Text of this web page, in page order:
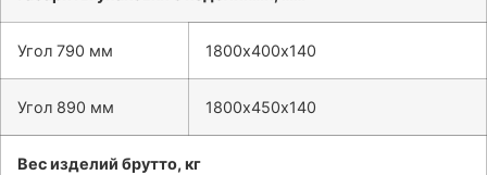
Угол 790 мм 1800х400х140
Угол 890 мм 1800х450х140
Вес изделий брутто, кг